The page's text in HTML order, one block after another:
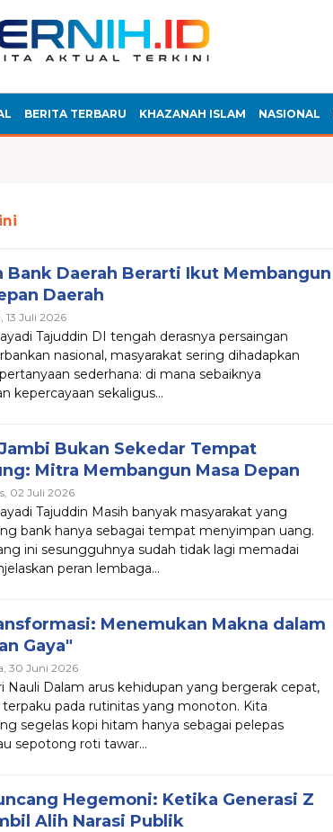
BERITA TERBARU KHAZANAH ISLAM NASIONAL
Bank Daerah Berarti Ikut Membangun
Daerah
13 Juli 2026
Tajuddin DI tengah derasnya persaingan
nasional, masyarakat sering dihadapkan
sederhana: di mana sebaiknya
kepercayaan sekaligus...
Bukan Sekedar Tempat
Mitra Membangun Masa Depan
02 Juli 2026
Tajuddin Masih banyak masyarakat yang
bank hanya sebagai tempat menyimpan uang.
ini sesungguhnya sudah tidak lagi memadai
peran lembaga...
Menemukan Makna dalam
Gaya"
30 Juni 2026
Nauli Dalam arus kehidupan yang bergerak cepat,
pada rutinitas yang monoton. Kita
segelas kopi hitam hanya sebagai pelepas
sepotong roti tawar...
Hegemoni: Ketika Generasi Z
Alih Narasi Publik